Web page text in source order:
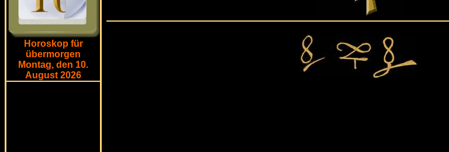
Horoskop für
übermorgen
Montag, den 10.
August 2026